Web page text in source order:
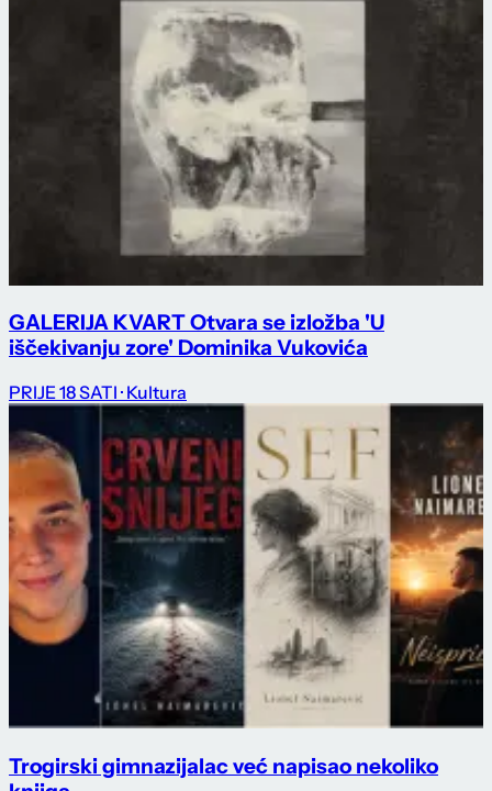
GALERIJA KVART Otvara se izložba 'U
iščekivanju zore' Dominika Vukovića
PRIJE 18 SATI · Kultura
Trogirski gimnazijalac već napisao nekoliko